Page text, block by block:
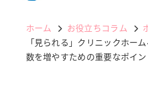
ホーム お役立ちコラム
「見られる」クリニックホー
数を増やすための重要なポイン